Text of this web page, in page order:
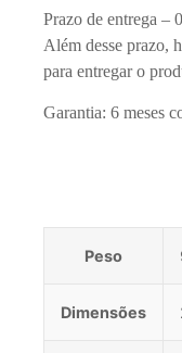
Prazo de entrega –
Além desse prazo,
para entregar o
Garantia: 6 meses
Peso
Dimensões